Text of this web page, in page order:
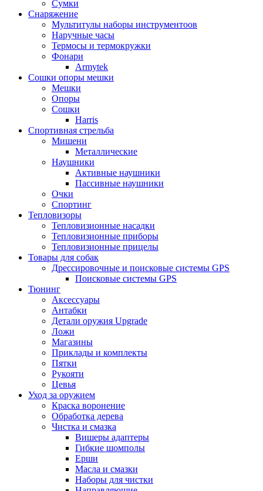
Сумки
Снаряжение
Мультитулы наборы инструментоов
Наручные часы
Термосы и термокружки
Фонари
Armytek
Сошки опоры мешки
Мешки
Опоры
Сошки
Harris
Спортивная стрельба
Мишени
Металлические
Наушники
Активные наушники
Пассивные наушники
Очки
Спортинг
Тепловизоры
Тепловизионные насадки
Тепловизионные приборы
Тепловизионные прицелы
Товары для собак
Дрессировочные и поисковые системы GPS
Поисковые системы GPS
Тюнинг
Аксессуары
Антабки
Детали оружия Upgrade
Ложи
Магазины
Приклады и комплекты
Пятки
Рукояти
Цевья
Уход за оружием
Краска воронение
Обработка дерева
Чистка и смазка
Вишеры адаптеры
Гибкие шомполы
Ерши
Масла и смазки
Наборы для чистки